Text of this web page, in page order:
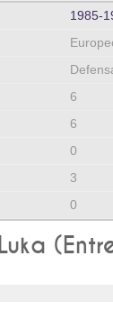
6
6
0
3
0